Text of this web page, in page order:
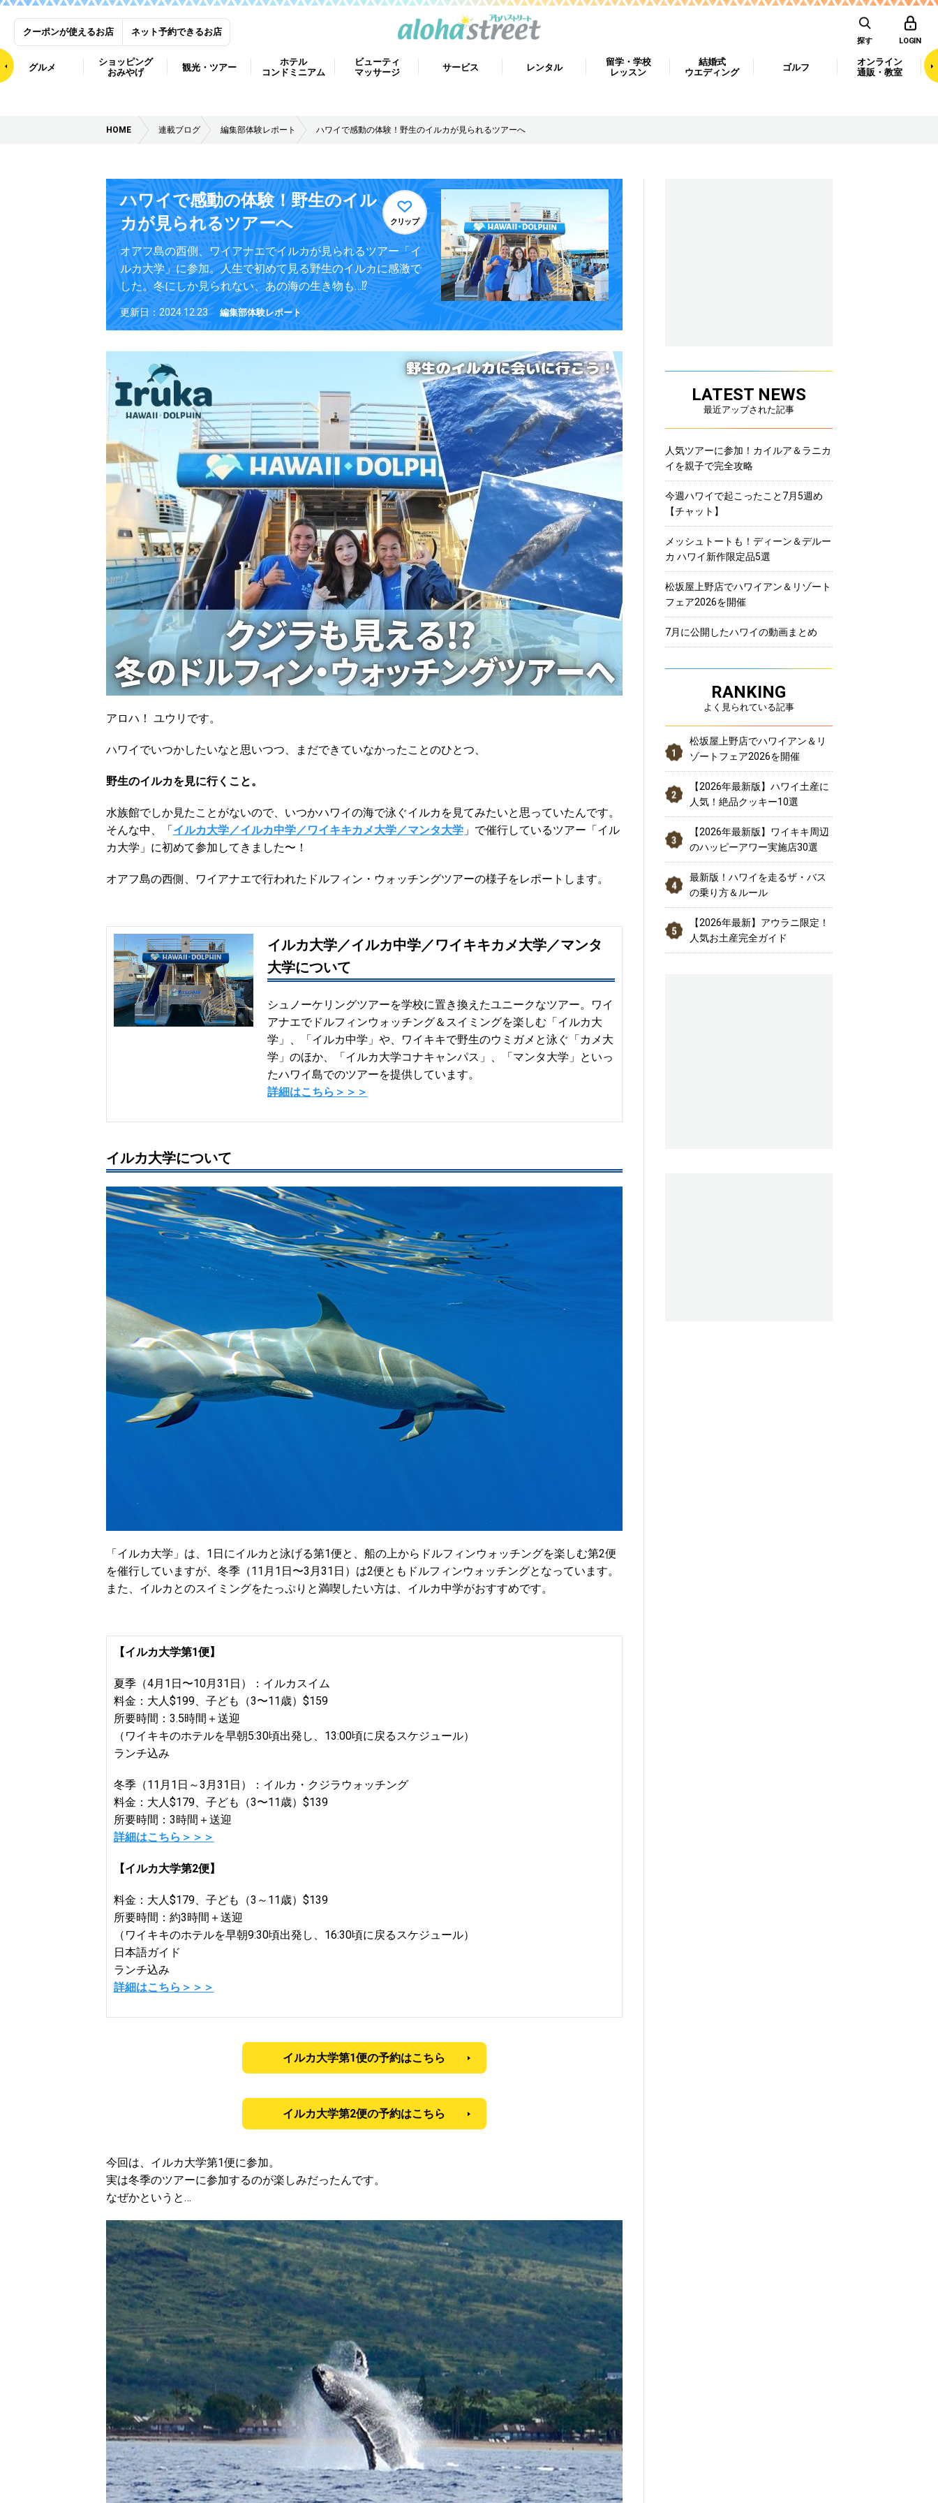
クーポンが使えるお店 ネット予約できるお店
探す LOGIN
グルメ
ショッピング
おみやげ
観光・ツアー
ホテル
コンドミニアム
ビューティ
マッサージ
サービス レンタル
留学・学校
レッスン
結婚式
ウエディング
ゴルフ
オンライン
通販・教室
HOME 連載ブログ 編集部体験レポート ハワイで感動の体験！野生のイルカが見られるツアーへ
ハワイで感動の体験！野生のイル
カが見られるツアーへ
クリップ
オアフ島の西側、ワイアナエでイルカが見られるツアー「イ
ルカ大学」に参加。人生で初めて見る野生のイルカに感激で
した。冬にしか見られない、あの海の生き物も…⁉︎
更新日：2024.12.23 編集部体験レポート
アロハ！ ユウリです。
ハワイでいつかしたいなと思いつつ、まだできていなかったことのひとつ、
野生のイルカを見に行くこと。
水族館でしか見たことがないので、いつかハワイの海で泳ぐイルカを見てみたいと思っていたんです。
そんな中、「イルカ大学／イルカ中学／ワイキキカメ大学／マンタ大学」で催行しているツアー「イル
カ大学」に初めて参加してきました〜！
オアフ島の西側、ワイアナエで行われたドルフィン・ウォッチングツアーの様子をレポートします。
イルカ大学／イルカ中学／ワイキキカメ大学／マンタ
大学について
シュノーケリングツアーを学校に置き換えたユニークなツアー。ワイ
アナエでドルフィンウォッチング＆スイミングを楽しむ「イルカ大
学」、「イルカ中学」や、ワイキキで野生のウミガメと泳ぐ「カメ大
学」のほか、「イルカ大学コナキャンパス」、「マンタ大学」といっ
たハワイ島でのツアーを提供しています。
詳細はこちら＞＞＞
イルカ大学について
「イルカ大学」は、1日にイルカと泳げる第1便と、船の上からドルフィンウォッチングを楽しむ第2便
を催行していますが、冬季（11月1日〜3月31日）は2便ともドルフィンウォッチングとなっています。
また、イルカとのスイミングをたっぷりと満喫したい方は、イルカ中学がおすすめです。
【イルカ大学第1便】
夏季（4月1日〜10月31日）：イルカスイム
料金：大人$199、子ども（3〜11歳）$159
所要時間：3.5時間＋送迎
（ワイキキのホテルを早朝5:30頃出発し、13:00頃に戻るスケジュール）
ランチ込み
冬季（11月1日～3月31日）：イルカ・クジラウォッチング
料金：大人$179、子ども（3〜11歳）$139
所要時間：3時間＋送迎
詳細はこちら＞＞＞
【イルカ大学第2便】
料金：大人$179、子ども（3～11歳）$139
所要時間：約3時間＋送迎
（ワイキキのホテルを早朝9:30頃出発し、16:30頃に戻るスケジュール）
日本語ガイド
ランチ込み
詳細はこちら＞＞＞
イルカ大学第1便の予約はこちら
イルカ大学第2便の予約はこちら
今回は、イルカ大学第1便に参加。
実は冬季のツアーに参加するのが楽しみだったんです。
なぜかというと…
LATEST NEWS
最近アップされた記事
人気ツアーに参加！カイルア＆ラニカ
イを親子で完全攻略
今週ハワイで起こったこと7月5週め
【チャット】
メッシュトートも！ディーン＆デルー
カ ハワイ新作限定品5選
松坂屋上野店でハワイアン＆リゾート
フェア2026を開催
7月に公開したハワイの動画まとめ
RANKING
よく見られている記事
松坂屋上野店でハワイアン＆リ
ゾートフェア2026を開催
【2026年最新版】ハワイ土産に
人気！絶品クッキー10選
【2026年最新版】ワイキキ周辺
のハッピーアワー実施店30選
最新版！ハワイを走るザ・バス
の乗り方＆ルール
【2026年最新】アウラニ限定！
人気お土産完全ガイド